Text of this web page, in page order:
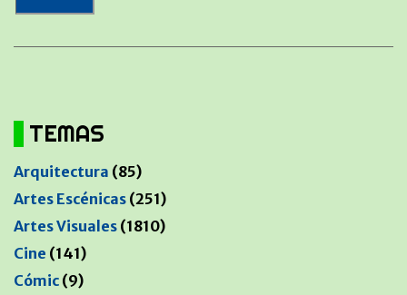
TEMAS
Arquitectura (85)
Artes Escénicas (251)
Artes Visuales (1810)
Cine (141)
Cómic (9)